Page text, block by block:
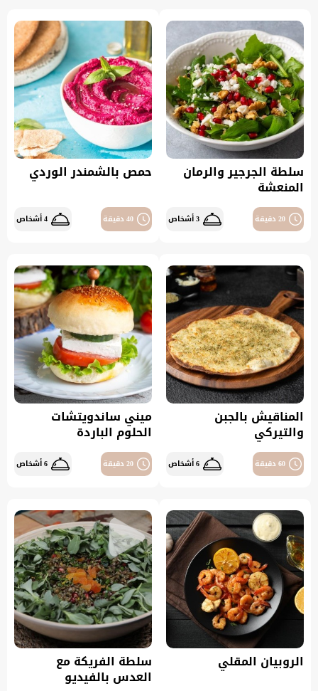
سلطة الجرجير والرمان
المنعشة
20 دقيقة 3 أشخاص
حمص بالشمندر الوردي
40 دقيقة 4 أشخاص
المناقيش بالجبن
والتيركي
60 دقيقة 6 أشخاص
ميني ساندويتشات
الحلوم الباردة
20 دقيقة 6 أشخاص
الروبيان المقلي سلطة الفريكة مع
العدس بالفيديو